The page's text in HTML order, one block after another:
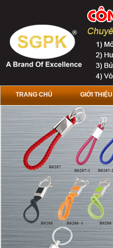
TRANG CHỦ GIỚI THIỆU